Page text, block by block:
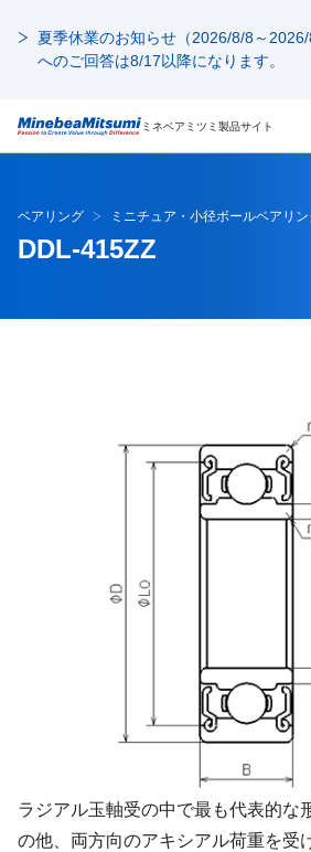
夏季休業のお知らせ（2026/8/8～
へのご回答は8/17以降になります。
ミネベアミツミ製品サイト
ベアリング ミニチュア・小径ボールベアリ
DDL-415ZZ
ラジアル玉軸受の中で最も代表的な
の他、両方向のアキシアル荷重を受